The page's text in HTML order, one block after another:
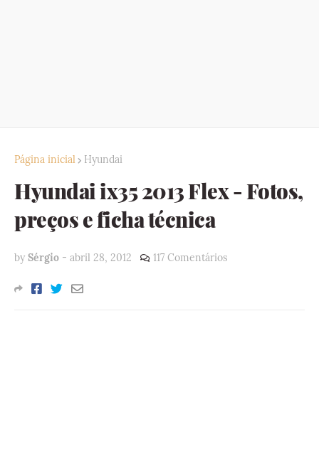
Página inicial Hyundai
Hyundai ix35 2013 Flex - Fotos,
preços e ficha técnica
by Sérgio - abril 28, 2012 117 Comentários